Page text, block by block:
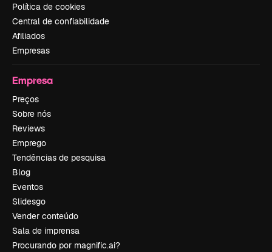
Política de cookies
Central de confiabilidade
Afiliados
Empresas
Empresa
Preços
Sobre nós
Reviews
Emprego
Tendências de pesquisa
Blog
Eventos
Slidesgo
Vender conteúdo
Sala de imprensa
Procurando por magnific.ai?